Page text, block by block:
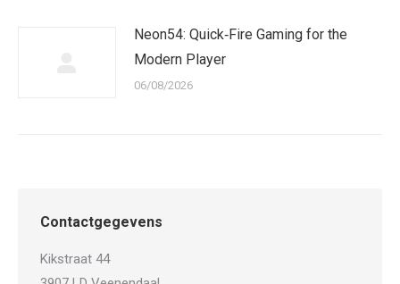
Neon54: Quick‑Fire Gaming for the
Modern Player
06/08/2026
Contactgegevens
Kikstraat 44